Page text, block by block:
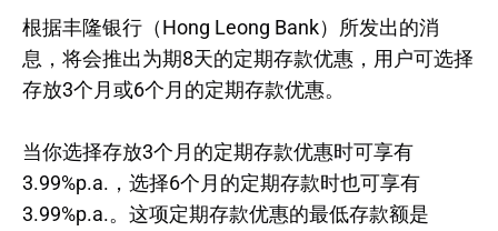
根据丰隆银行（Hong Leong Bank）所发出的消
息，将会推出为期8天的定期存款优惠，用户可选择
存放3个月或6个月的定期存款优惠。
当你选择存放3个月的定期存款优惠时可享有
3.99%p.a.，选择6个月的定期存款时也可享有
3.99%p.a.。这项定期存款优惠的最低存款额是